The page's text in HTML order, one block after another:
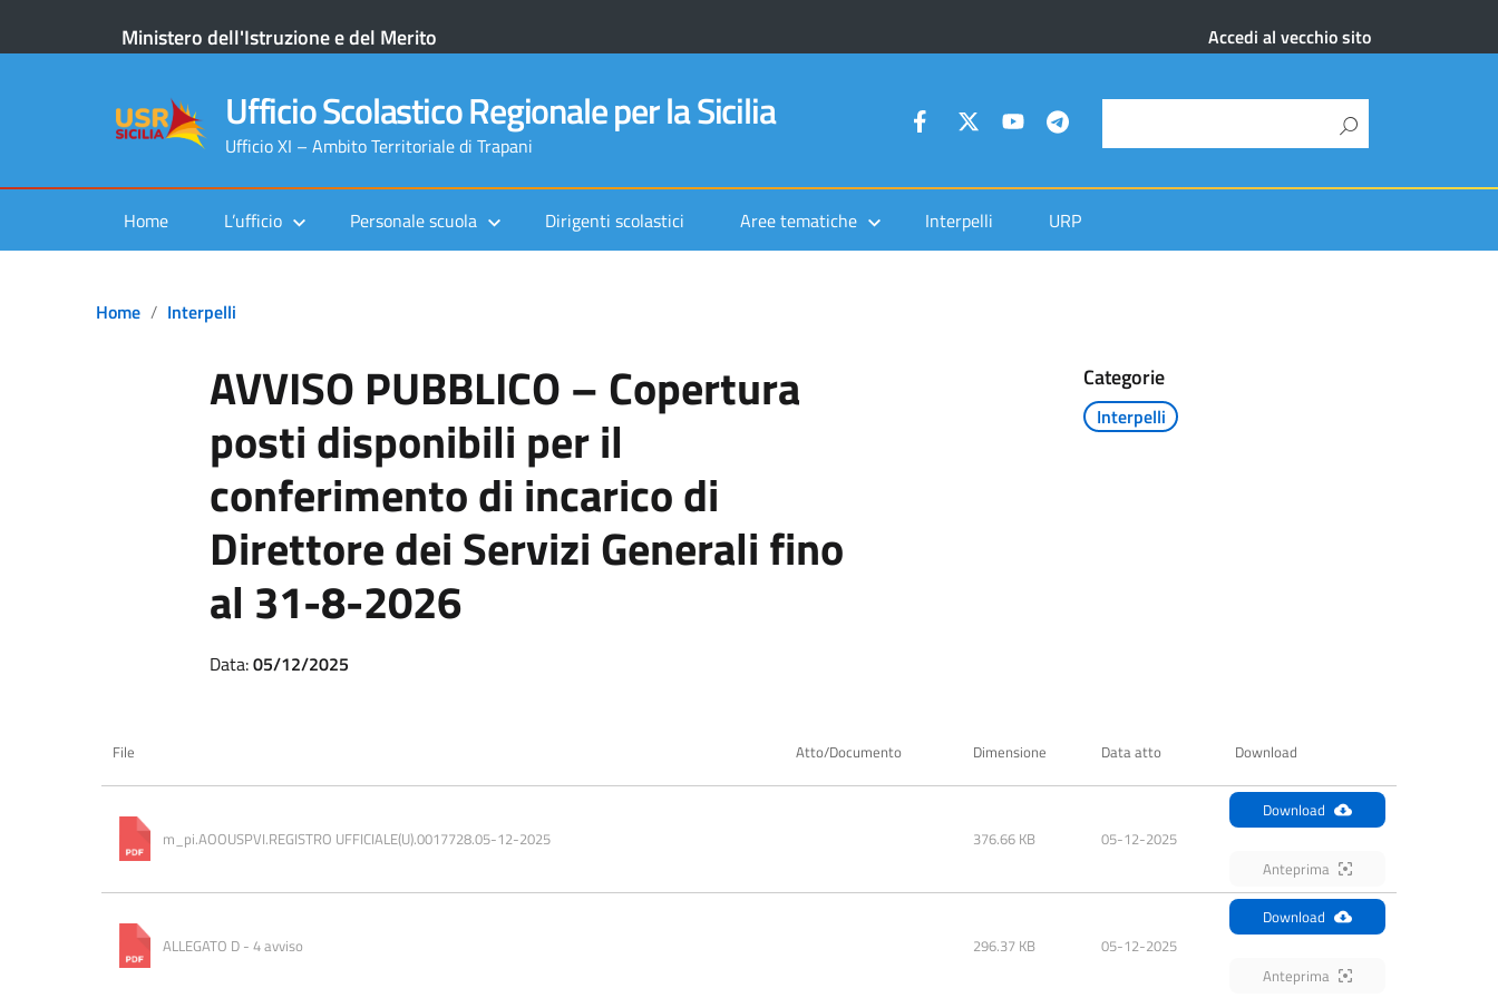
Ministero dell'Istruzione e del Merito Accedi al vecchio sito
Ufficio Scolastico Regionale per la Sicilia
Ufficio XI – Ambito Territoriale di Trapani
Home L’ufficio Personale scuola Dirigenti scolastici Aree tematiche Interpelli URP
Home Interpelli
AVVISO PUBBLICO – Copertura
posti disponibili per il
conferimento di incarico di
Direttore dei Servizi Generali fino
al 31-8-2026
Categorie
Interpelli
Data:05/12/2025
File Atto/Documento Dimensione Data atto Download
m_pi.AOOUSPVI.REGISTRO UFFICIALE(U).0017728.05-12-2025 376.66 KB 05-12-2025
Download
Anteprima
ALLEGATO D - 4 avviso 296.37 KB 05-12-2025
Download
Anteprima